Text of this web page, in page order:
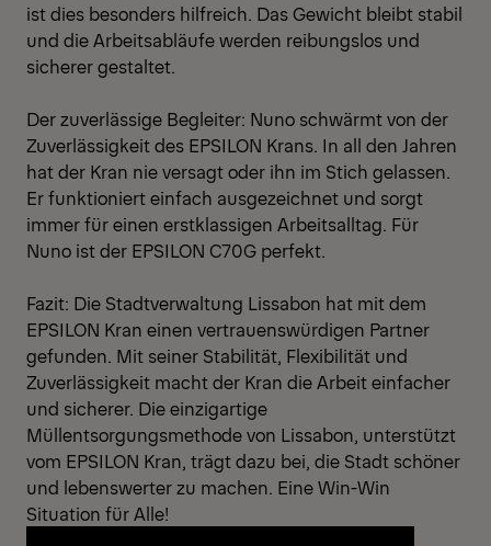
ist dies besonders hilfreich. Das Gewicht bleibt stabil
und die Arbeitsabläufe werden reibungslos und
sicherer gestaltet.
Der zuverlässige Begleiter: Nuno schwärmt von der
Zuverlässigkeit des EPSILON Krans. In all den Jahren
hat der Kran nie versagt oder ihn im Stich gelassen.
Er funktioniert einfach ausgezeichnet und sorgt
immer für einen erstklassigen Arbeitsalltag. Für
Nuno ist der EPSILON C70G perfekt.
Fazit: Die Stadtverwaltung Lissabon hat mit dem
EPSILON Kran einen vertrauenswürdigen Partner
gefunden. Mit seiner Stabilität, Flexibilität und
Zuverlässigkeit macht der Kran die Arbeit einfacher
und sicherer. Die einzigartige
Müllentsorgungsmethode von Lissabon, unterstützt
vom EPSILON Kran, trägt dazu bei, die Stadt schöner
und lebenswerter zu machen. Eine Win-Win
Situation für Alle!